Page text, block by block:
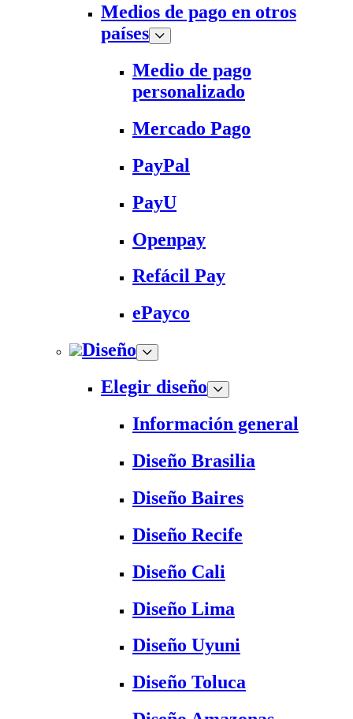
Medios de pago en otros
países
Medio de pago
personalizado
Mercado Pago
PayPal
PayU
Openpay
Refácil Pay
ePayco
Diseño
Elegir diseño
Información general
Diseño Brasilia
Diseño Baires
Diseño Recife
Diseño Cali
Diseño Lima
Diseño Uyuni
Diseño Toluca